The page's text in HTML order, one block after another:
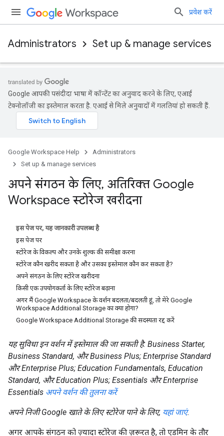
प्रवेश करें
Administrators Set up & manage services
Google आपकी पसंदीदा भाषा में कॉन्टेंट का अनुवाद करने के लिए, एआई
टेक्नोलॉजी का इस्तेमाल करता है. एआई से मिले अनुवादों में गलतियां हो सकती हैं.
Google Workspace Help
Administrators
Set up & manage services
अपने संगठन के लिए, अतिरिक्त Google
Workspace स्टोरेज खरीदना
इस पेज पर, यह जानकारी उपलब्ध है
इस पेज पर
स्टोरेज के विकल्प और उनके शुल्क की समीक्षा करना
स्टोरेज कौन खरीद सकता है और उसका इस्तेमाल कौन कर सकता है?
अपने संगठन के लिए स्टोरेज खरीदना
किसी एक उपयोगकर्ता के लिए स्टोरेज बढ़ाना
अगर मैं Google Workspace के वर्शन बदलता/बदलती हूं, तो मेरे Google
Workspace Additional Storage का क्या होगा?
Google Workspace Additional Storage की सदस्यता रद्द करें
यह सुविधा इन वर्शन में इस्तेमाल की जा सकती है: Business Starter,
Business Standard, और Business Plus; Enterprise Standard
और Enterprise Plus; Education Fundamentals, Education
Standard, और Education Plus; Essentials और Enterprise
Essentials अपने वर्शन की तुलना करें
अपने निजी Google खाते के लिए स्टोरेज पाने के लिए, यहां जाएं.
अगर आपके संगठन को ज़्यादा स्टोरेज की ज़रूरत है, तो एडमिन के तौर